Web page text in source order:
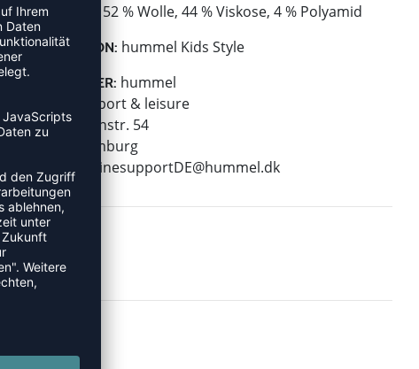
MATERIAL: 52 % Wolle, 44 % Viskose, 4 % Polyamid
KOLLEKTION: hummel Kids Style
HERSTELLER: hummel
hummel sport & leisure
Leverkusenstr. 54
22761 Hamburg
E-Mail:
onlinesupportDE@hummel.dk